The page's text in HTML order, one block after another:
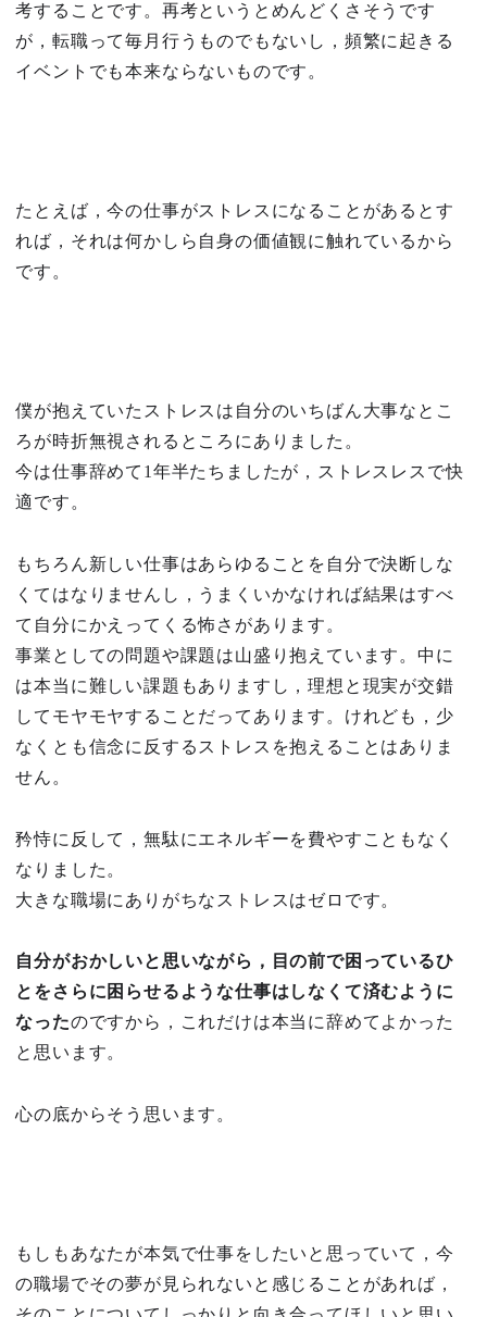
考することです。再考というとめんどくさそうです
が，転職って毎月行うものでもないし，頻繁に起きる
イベントでも本来ならないものです。
たとえば，今の仕事がストレスになることがあるとす
れば，それは何かしら自身の価値観に触れているから
です。
僕が抱えていたストレスは自分のいちばん大事なとこ
ろが時折無視されるところにありました。
今は仕事辞めて1年半たちましたが，ストレスレスで快
適です。
もちろん新しい仕事はあらゆることを自分で決断しな
くてはなりませんし，うまくいかなければ結果はすべ
て自分にかえってくる怖さがあります。
事業としての問題や課題は山盛り抱えています。中に
は本当に難しい課題もありますし，理想と現実が交錯
してモヤモヤすることだってあります。けれども，少
なくとも信念に反するストレスを抱えることはありま
せん。
矜恃に反して，無駄にエネルギーを費やすこともなく
なりました。
大きな職場にありがちなストレスはゼロです。
自分がおかしいと思いながら，目の前で困っているひ
とをさらに困らせるような仕事はしなくて済むように
なったのですから，これだけは本当に辞めてよかった
と思います。
心の底からそう思います。
もしもあなたが本気で仕事をしたいと思っていて，今
の職場でその夢が見られないと感じることがあれば，